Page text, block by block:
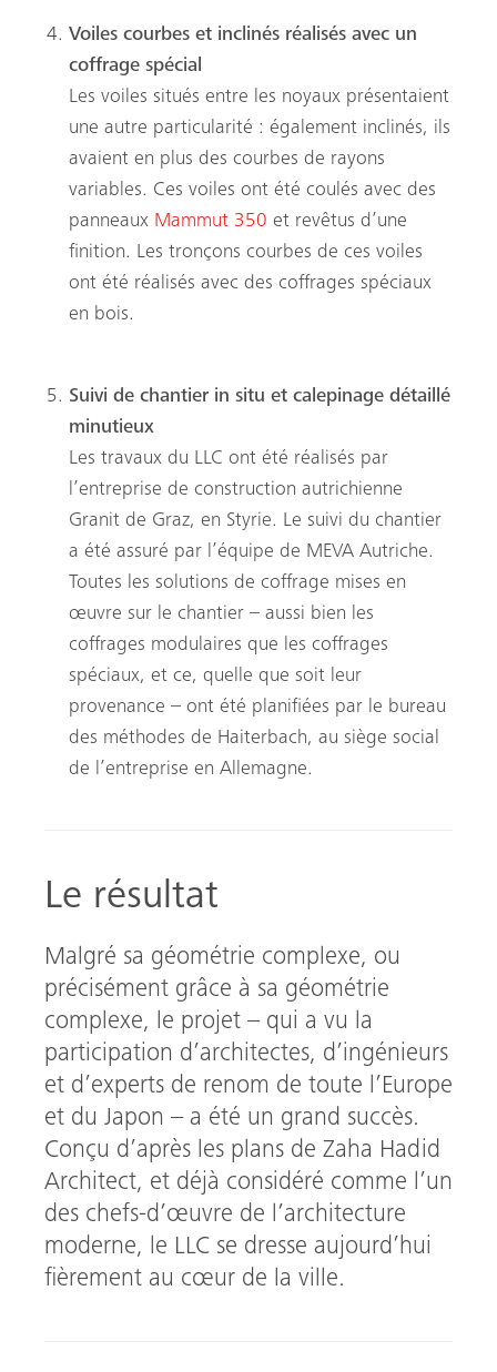
Voiles courbes et inclinés réalisés avec un
coffrage spécial
Les voiles situés entre les noyaux présentaient
une autre particularité : également inclinés, ils
avaient en plus des courbes de rayons
variables. Ces voiles ont été coulés avec des
panneaux Mammut 350 et revêtus d’une
finition. Les tronçons courbes de ces voiles
ont été réalisés avec des coffrages spéciaux
en bois.
Suivi de chantier in situ et calepinage détaillé
minutieux
Les travaux du LLC ont été réalisés par
l’entreprise de construction autrichienne
Granit de Graz, en Styrie. Le suivi du chantier
a été assuré par l’équipe de MEVA Autriche.
Toutes les solutions de coffrage mises en
œuvre sur le chantier – aussi bien les
coffrages modulaires que les coffrages
spéciaux, et ce, quelle que soit leur
provenance – ont été planifiées par le bureau
des méthodes de Haiterbach, au siège social
de l’entreprise en Allemagne.
Le résultat
Malgré sa géométrie complexe, ou
précisément grâce à sa géométrie
complexe, le projet – qui a vu la
participation d’architectes, d’ingénieurs
et d’experts de renom de toute l’Europe
et du Japon – a été un grand succès.
Conçu d’après les plans de Zaha Hadid
Architect, et déjà considéré comme l’un
des chefs-d’œuvre de l’architecture
moderne, le LLC se dresse aujourd’hui
fièrement au cœur de la ville.